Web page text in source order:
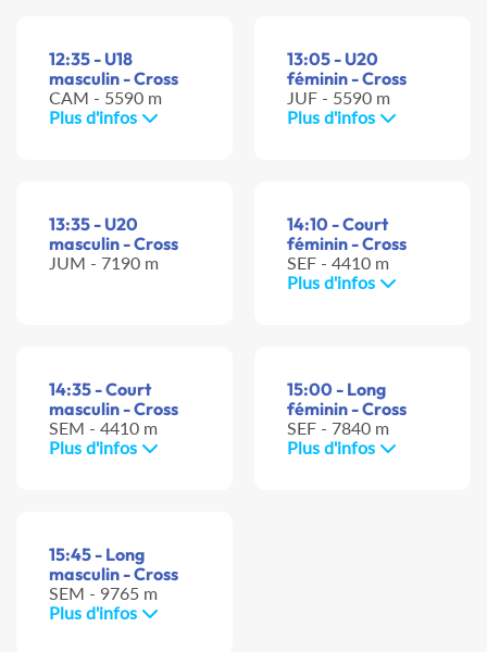
12:35 - U18
masculin - Cross
CAM - 5590 m
Plus d'infos
13:05 - U20
féminin - Cross
JUF - 5590 m
Plus d'infos
13:35 - U20
masculin - Cross
JUM - 7190 m
14:10 - Court
féminin - Cross
SEF - 4410 m
Plus d'infos
14:35 - Court
masculin - Cross
SEM - 4410 m
Plus d'infos
15:00 - Long
féminin - Cross
SEF - 7840 m
Plus d'infos
15:45 - Long
masculin - Cross
SEM - 9765 m
Plus d'infos